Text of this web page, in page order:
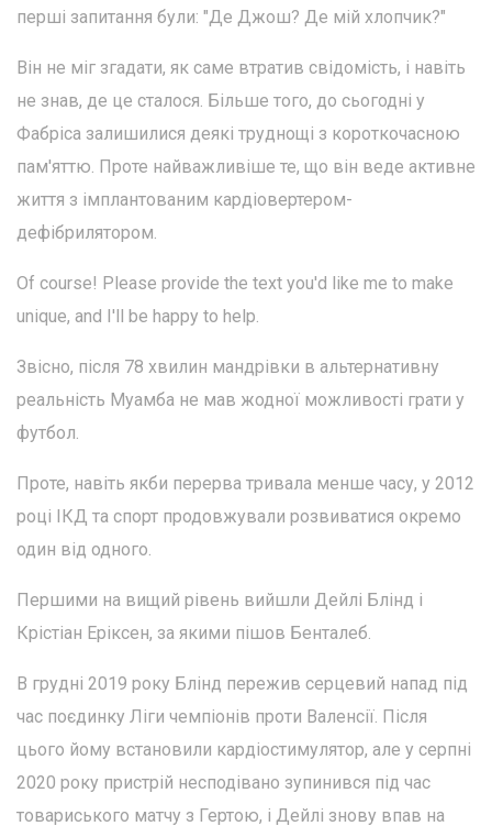
перші запитання були: "Де Джош? Де мій хлопчик?"
Він не міг згадати, як саме втратив свідомість, і навіть
не знав, де це сталося. Більше того, до сьогодні у
Фабріса залишилися деякі труднощі з короткочасною
пам'яттю. Проте найважливіше те, що він веде активне
життя з імплантованим кардіовертером-
дефібрилятором.
Of course! Please provide the text you'd like me to make
unique, and I'll be happy to help.
Звісно, після 78 хвилин мандрівки в альтернативну
реальність Муамба не мав жодної можливості грати у
футбол.
Проте, навіть якби перерва тривала менше часу, у 2012
році ІКД та спорт продовжували розвиватися окремо
один від одного.
Першими на вищий рівень вийшли Дейлі Блінд і
Крістіан Еріксен, за якими пішов Бенталеб.
В грудні 2019 року Блінд пережив серцевий напад під
час поєдинку Ліги чемпіонів проти Валенсії. Після
цього йому встановили кардіостимулятор, але у серпні
2020 року пристрій несподівано зупинився під час
товариського матчу з Гертою, і Дейлі знову впав на